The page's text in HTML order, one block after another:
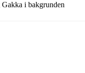
i bakgrunden